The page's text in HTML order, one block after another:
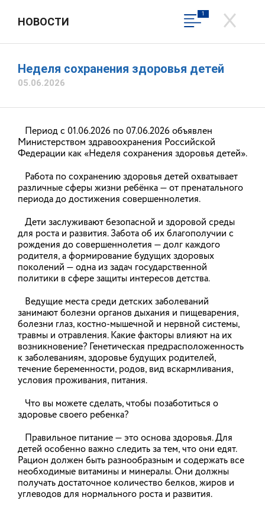
ДЕПАРТАМЕНТ ЭНЕРГЕТИКИ И
Официальный сайт
Общественная приемная
НОВОСТИ
АНОНСЫ
С начала 2026 года снижены пять
тарифов на холодную воду и
водоотведение: анализируем итоги
тарифной кампании
По результатам рассмотрения тарифных заявок
снижены пять тарифов для населения на
холодную воду и водоотведение в Тейковском и
Родниковском районах.
13.02.2026
НОВОСТИ
1
Неделя сохранения здоровья детей
05.06.2026
Период с 01.06.2026 по 07.06.2026 объявлен
Министерством здравоохранения Российской
Федерации как «Неделя сохранения здоровья детей».
Работа по сохранению здоровья детей охватывает
различные сферы жизни ребёнка — от пренатального
периода до достижения совершеннолетия.
Дети заслуживают безопасной и здоровой среды
для роста и развития. Забота об их благополучии с
рождения до совершеннолетия — долг каждого
родителя, а формирование будущих здоровых
поколений — одна из задач государственной
политики в сфере защиты интересов детства.
Ведущие места среди детских заболеваний
занимают болезни органов дыхания и пищеварения,
болезни глаз, костно-мышечной и нервной системы,
травмы и отравления. Какие факторы влияют на их
возникновение? Генетическая предрасположенность
к заболеваниям, здоровье будущих родителей,
течение беременности, родов, вид вскармливания,
условия проживания, питания.
Что вы можете сделать, чтобы позаботиться о
здоровье своего ребенка?
Правильное питание — это основа здоровья. Для
детей особенно важно следить за тем, что они едят.
Рацион должен быть разнообразным и содержать все
необходимые витамины и минералы. Они должны
получать достаточное количество белков, жиров и
углеводов для нормального роста и развития.